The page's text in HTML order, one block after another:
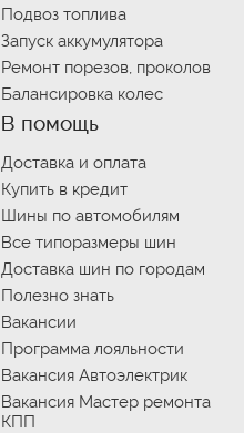
Подвоз топлива
Запуск аккумулятора
Ремонт порезов, проколов
Балансировка колес
В помощь
Доставка и оплата
Купить в кредит
Шины по автомобилям
Все типоразмеры шин
Доставка шин по городам
Полезно знать
Вакансии
Программа лояльности
Вакансия Автоэлектрик
Вакансия Мастер ремонта
КПП